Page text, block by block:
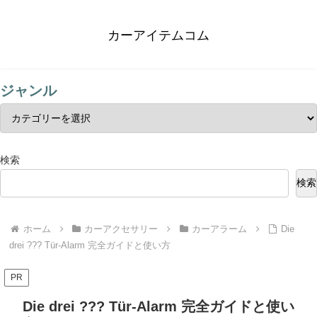
カーアイテムコム
ジャンル
検索
検索
ホーム カーアクセサリー カーアラーム
Die
drei ??? Tür-Alarm 完全ガイドと使い方
PR
Die drei ??? Tür-Alarm 完全ガイドと使い